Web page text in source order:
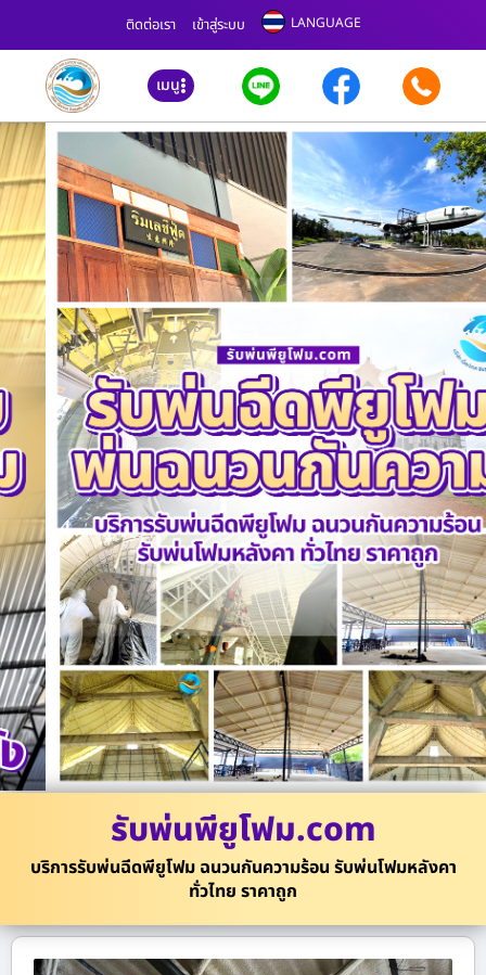
ติดต่อเรา เข้าสู่ระบบ LANGUAGE
เมนู
รับพ่นพียูโฟม.com
บริการรับพ่นฉีดพียูโฟม ฉนวนกันความร้อน รับพ่นโฟมหลังคา
ทั่วไทย ราคาถูก